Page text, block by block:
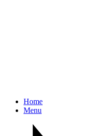
Home
Menu